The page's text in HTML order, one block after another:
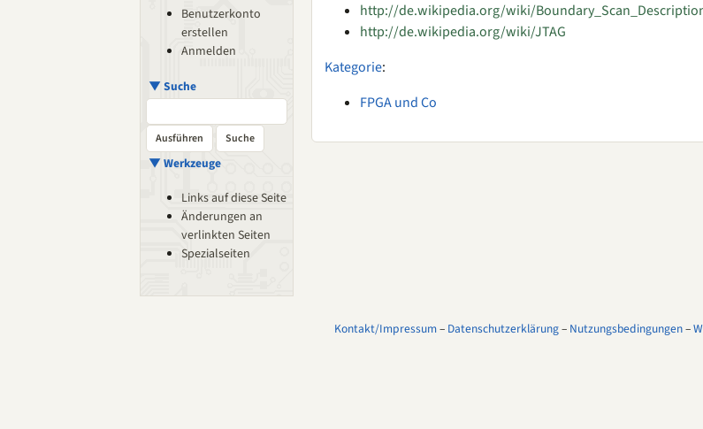
Benutzerkonto
erstellen
Anmelden
▼ Suche
▼ Werkzeuge
Links auf diese Seite
Änderungen an
verlinkten Seiten
Spezialseiten
http://de.wikipedia.org/wiki/
http://de.wikipedia.org/wiki/JTAG
Kategorie:
FPGA und Co
Kontakt/Impressum– Datenschutzerklärung– Nutzungsbedingungen–